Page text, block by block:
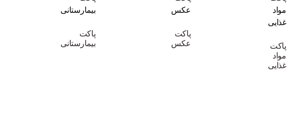
پاکت
مواد
غذایی
پاکت
عکس
پاکت
بیمارستانی